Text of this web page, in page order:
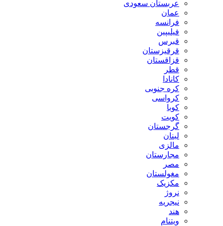
عربستان سعودی
عمان
فرانسه
فیلیپین
قبرس
قرقیزستان
قزاقستان
قطر
کانادا
کره جنوبی
کرواسی
کوبا
کویت
گرجستان
لبنان
مالزی
مجارستان
مصر
مغولستان
مکزیک
نروژ
نیجریه
هند
ویتنام